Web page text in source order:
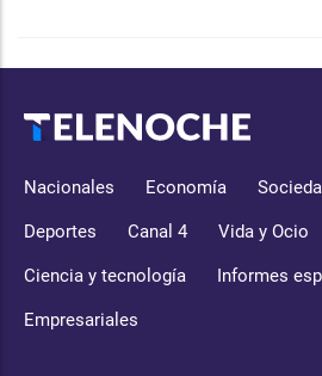
Nacionales Economía
Deportes Canal 4 Vida y Ocio
Ciencia y tecnología Informes
Empresariales